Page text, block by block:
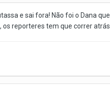
e sai fora! Não foi o Dana
reporteres tem que correr